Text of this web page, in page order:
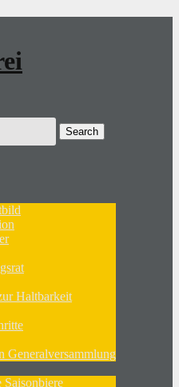
Haltbarkeit
Generalversammlung
Saisonbiere